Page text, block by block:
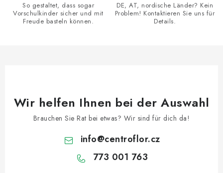
So gestaltet, dass sogar
Vorschulkinder sicher und mit
Freude basteln können.
DE, AT, nordische Länder? Kein
Problem! Kontaktieren Sie uns für
Details.
Wir helfen Ihnen bei der Auswahl
Brauchen Sie Rat bei etwas? Wir sind für dich da!
info@centroflor.cz
773 001 763